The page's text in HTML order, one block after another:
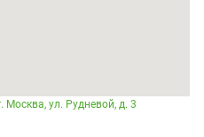
Москва, ул. Рудневой, д. 3